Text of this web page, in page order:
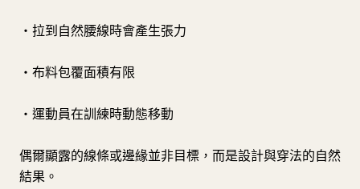
・拉到自然腰線時會產生張力
・布料包覆面積有限
・運動員在訓練時動態移動
偶爾顯露的線條或邊緣並非目標，而是設計與穿法的自然
結果。